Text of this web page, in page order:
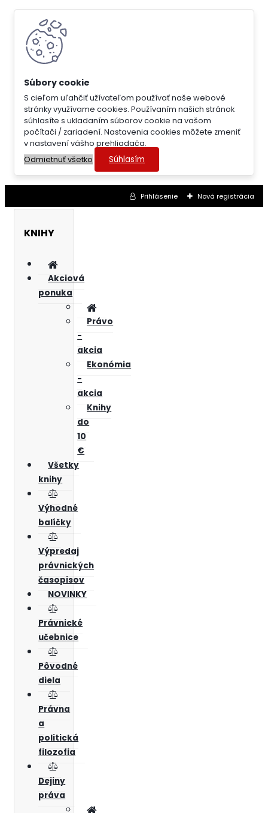
S cieľom uľahčiť užívateľom používať naše webové
stránky využívame cookies. Používaním našich stránok
súhlasíte s ukladaním súborov cookie na vašom
počítači / zariadení. Nastavenia cookies môžete zmeniť
v nastavení vášho prehliadača.
Odmietnuť všetko
Súhlasím
Prihlásenie Nová registrácia
KNIHY
Akciová
ponuka
Právo
-
akcia
Ekonómia
-
akcia
Knihy
do
10
€
Všetky
knihy
Výhodné
balíčky
Výpredaj
právnických
časopisov
NOVINKY
Právnické
učebnice
Pôvodné
diela
Právna
a
politická
filozofia
Dejiny
práva